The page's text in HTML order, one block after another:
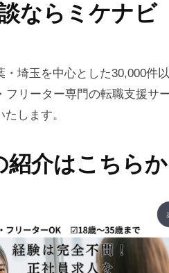
ならミケナビ
・埼玉を中心とした30,000件
フリーター専門の転職支援サ
します。
紹介はこちら